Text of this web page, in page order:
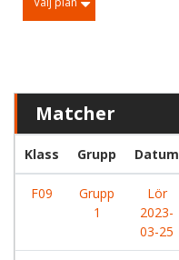
Matcher
Klass Grupp Datum
F09
Grupp
1
Lör
2023-
03-25